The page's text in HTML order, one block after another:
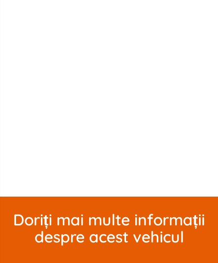
Doriți mai multe informații
despre acest vehicul